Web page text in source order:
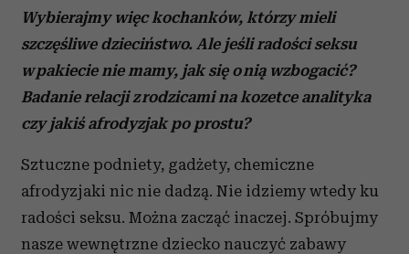
Wybierajmy więc kochanków, którzy mieli
szczęśliwe dzieciństwo. Ale jeśli radości seksu
w pakiecie nie mamy, jak się o nią wzbogacić?
Badanie relacji z rodzicami na kozetce analityka
czy jakiś afrodyzjak po prostu?
Sztuczne podniety, gadżety, chemiczne
afrodyzjaki nic nie dadzą. Nie idziemy wtedy ku
radości seksu. Można zacząć inaczej. Spróbujmy
nasze wewnętrzne dziecko nauczyć zabawy